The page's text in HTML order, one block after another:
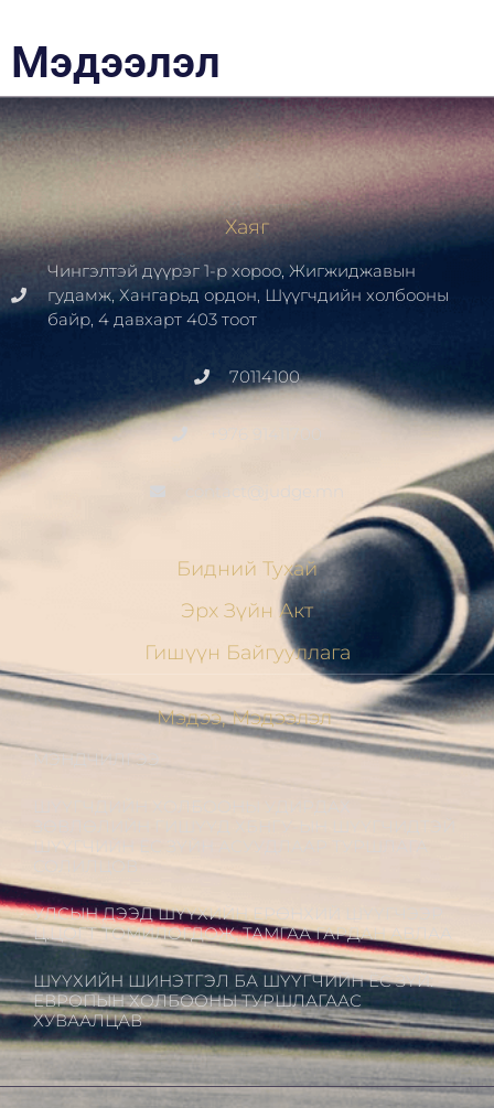
Мэдээлэл
Хаяг
Чингэлтэй дүүрэг 1-р хороо, Жигжиджавын
гудамж, Хангарьд ордон, Шүүгчдийн холбооны
байр, 4 давхарт 403 тоот
70114100
contact@judge.mn
Бидний Тухай
Эрх Зүйн Акт
Гишүүн Байгууллага
Мэдээ, Мэдээлэл
МЭНДЧИЛГЭЭ
ШҮҮГЧДИЙН ХОЛБООНЫ УДИРДАХ
СОЛИЛЦОВ
УЛСЫН ДЭЭД ШҮҮХИЙН ЕРӨНХИЙ ШҮҮГЧЭЭР
Ц.ЦОГТ ТОМИЛОГДОЖ, ТАМГАА ГАРДАН АВЛАА
ШҮҮХИЙН ШИНЭТГЭЛ БА ШҮҮГЧИЙН ЁС ЗҮЙ:
ЕВРОПЫН ХОЛБООНЫ ТУРШЛАГААС
ХУВААЛЦАВ